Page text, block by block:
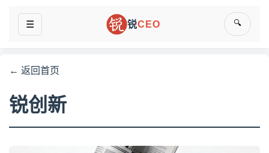
☰ 锐CEO 🔍
← 返回首页
锐创新